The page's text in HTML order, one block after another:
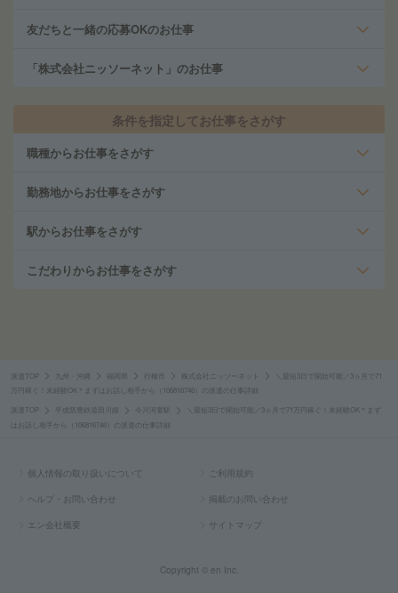
友だちと一緒の応募OKのお仕事
「株式会社ニッソーネット」のお仕事
条件を指定してお仕事をさがす
職種からお仕事をさがす
勤務地からお仕事をさがす
駅からお仕事をさがす
こだわりからお仕事をさがす
派遣TOP 九州・沖縄 福岡県 行橋市 株式会社ニッソーネット
＼最短3日で開始可能／3ヵ月で71
万円稼ぐ！未経験OK＊まずはお話し相手から（106816746）の派遣の仕事詳細
派遣TOP 平成筑豊鉄道田川線 今川河童駅
＼最短3日で開始可能／3ヵ月で71万円稼ぐ！未経験OK＊まず
はお話し相手から（106816746）の派遣の仕事詳細
個人情報の取り扱いについて ご利用規約
ヘルプ・お問い合わせ 掲載のお問い合わせ
エン会社概要 サイトマップ
Copyright © en Inc.